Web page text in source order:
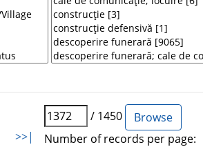
>>|
/ 1450
Number of records per page: